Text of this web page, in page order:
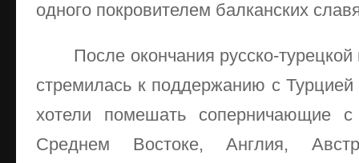
одного покровителем балканских
После окончания русско-
стремилась к поддержанию с
хотели помешать соперничающие
Среднем Востоке, Англия,